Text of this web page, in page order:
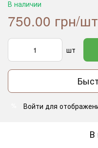
В наличии
750.00 грн/шт
шт
Войти для
В